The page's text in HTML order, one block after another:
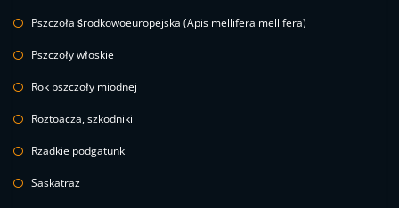
Pszczoła środkowoeuropejska (Apis mellifera mellifera)
Pszczoły włoskie
Rok pszczoły miodnej
Roztoacza, szkodniki
Rzadkie podgatunki
Saskatraz